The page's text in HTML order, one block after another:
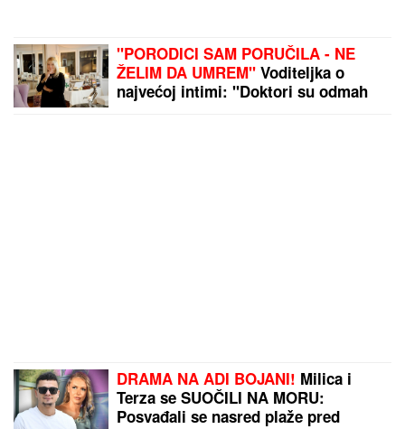
"PORODICI SAM PORUČILA - NE
ŽELIM DA UMREM" Voditeljka o
najvećoj intimi: "Doktori su odmah
DRAMA NA ADI BOJANI! Milica i
Terza se SUOČILI NA MORU:
Posvađali se nasred plaže pred